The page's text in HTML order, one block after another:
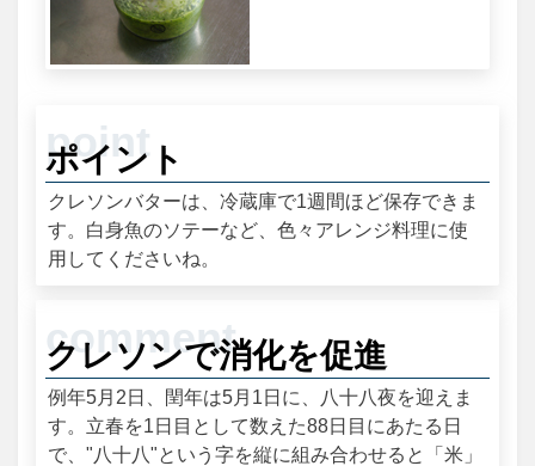
ポイント
クレソンバターは、冷蔵庫で1週間ほど保存できま
す。白身魚のソテーなど、色々アレンジ料理に使
用してくださいね。
クレソンで消化を促進
例年5月2日、閏年は5月1日に、八十八夜を迎えま
す。立春を1日目として数えた88日目にあたる日
で、"八十八"という字を縦に組み合わせると「米」